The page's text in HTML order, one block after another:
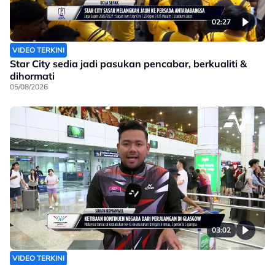
02:27
VIDEO TERKINI
Star City sedia jadi pasukan pencabar, berkualiti &
dihormati
05/08/2026
03:02
VIDEO TERKINI